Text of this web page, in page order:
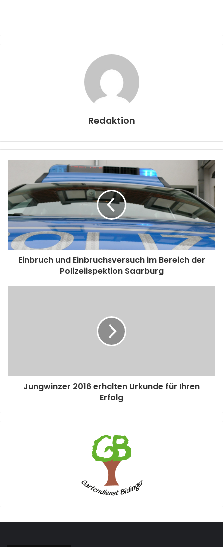
Redaktion
Einbruch und Einbruchsversuch im Bereich der
Polizeiispektion Saarburg
Jungwinzer 2016 erhalten Urkunde für Ihren
Erfolg